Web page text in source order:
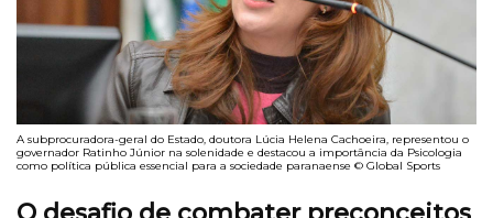
A subprocuradora-geral do Estado, doutora Lúcia Helena Cachoeira, representou o
governador Ratinho Júnior na solenidade e destacou a importância da Psicologia
como política pública essencial para a sociedade paranaense © Global Sports